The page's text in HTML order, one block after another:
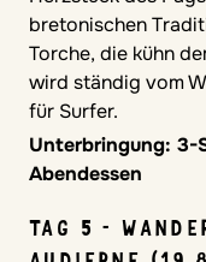
bretonischen
Torche, die kühn
wird ständig vom
für Surfer.
Unterbringung: 3-
Abendessen
TAG 5 -